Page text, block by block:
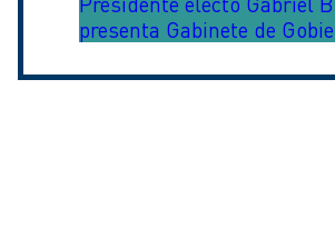
presenta Gabinete de